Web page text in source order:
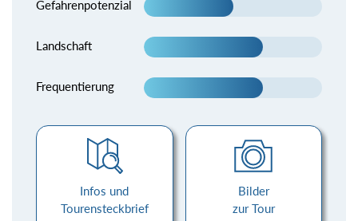
Gefahrenpotenzial
Landschaft
Frequentierung
Infos und
Tourensteckbrief
Bilder
zur Tour